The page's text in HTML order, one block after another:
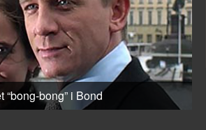
“bong-bong” i Bond